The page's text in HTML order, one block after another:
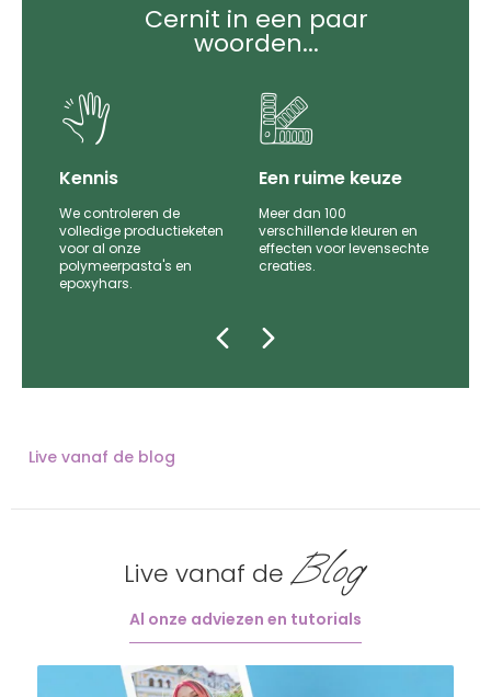
Cernit in een paar
woorden...
Kennis
We controleren de
volledige productieketen
voor al onze
polymeerpasta's en
epoxyhars.
Een ruime keuze
Meer dan 100
verschillende kleuren en
effecten voor levensechte
creaties.
Live vanaf de blog
Live vanaf de Blog
Al onze adviezen en tutorials